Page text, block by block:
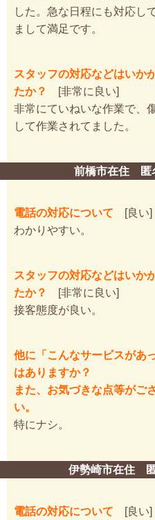
した。急な日程にも対応し
まして満足です。
スタッフの対応などはいか
たか？
[非常に良い]
非常にていねいな作業で、
して作業されてました。
前橋市在住 匿
電話の対応について [良い]
わかりやすい。
スタッフの対応などはいか
たか？
[非常に良い]
接客態度が良い。
他に「こんなサービスがあ
はありますか？
また、お気づきな点等がご
い。
特にナシ。
伊勢崎市在住
電話の対応について [良い]